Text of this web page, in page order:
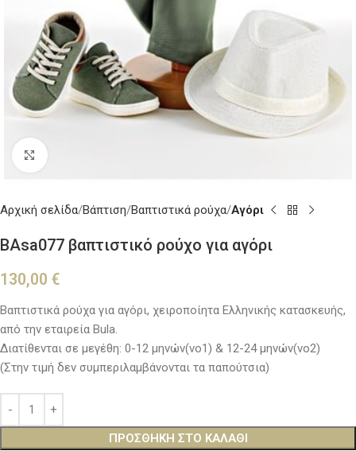
Κλικ για μεγέθυνση
Αρχική σελίδα Βάπτιση Βαπτιστικά ρούχα Αγόρι
BAsa077 βαπτιστικό ρούχο για αγόρι
130,00 €
Βαπτιστικά ρούχα για αγόρι, χειροποίητα Ελληνικής κατασκευής,
από την εταιρεία Bula.
Διατίθενται σε μεγέθη: 0-12 μηνών(νο1) & 12-24 μηνών(νο2)
(Στην τιμή δεν συμπεριλαμβάνονται τα παπούτσια)
ΠΡΟΣΘΉΚΗ ΣΤΟ ΚΑΛΆΘΙ